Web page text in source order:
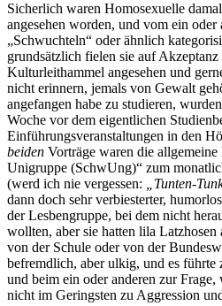
Sicherlich waren Homosexuelle
angesehen worden, und vom ein oder
„Schwuchteln“ oder ähnlich
grundsätzlich fielen sie auf
Kulturleithammel angesehen und
nicht erinnern, jemals von Gewalt
angefangen habe zu studieren,
Woche vor dem eigentlichen
Einführungsveranstaltungen in den
beiden Vorträge waren die
Unigruppe (SchwUng)“ zum
(werd ich nie vergessen: „Tunten-
dann doch sehr verbiesterter,
der Lesbengruppe, bei dem nicht
wollten, aber sie hatten lila
von der Schule oder von der
befremdlich, aber ulkig, und es führte
und beim ein oder anderen zur
nicht im Geringsten zu Aggression